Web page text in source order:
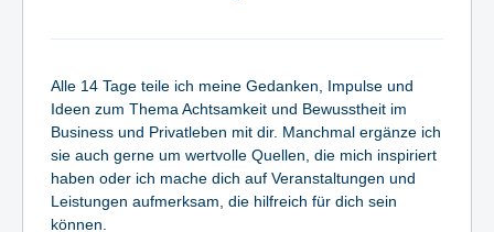
Alle 14 Tage teile ich meine Gedanken, Impulse und
Ideen zum Thema Achtsamkeit und Bewusstheit im
Business und Privatleben mit dir. Manchmal ergänze ich
sie auch gerne um wertvolle Quellen, die mich inspiriert
haben oder ich mache dich auf Veranstaltungen und
Leistungen aufmerksam, die hilfreich für dich sein
können.